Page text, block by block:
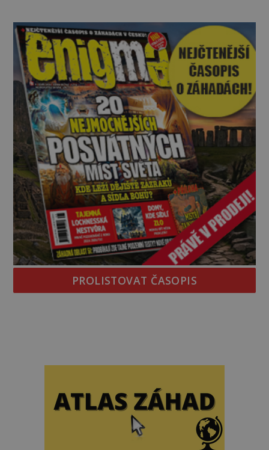
PROLISTOVAT ČASOPIS